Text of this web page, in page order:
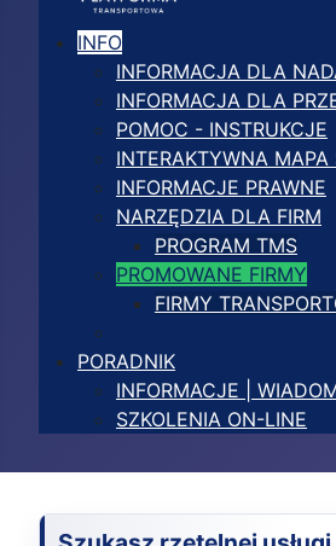
INFO
INFORMACJA DLA
INFORMACJA DLA
POMOC - INSTRUKCJE
INTERAKTYWNA MAPA
INFORMACJE PRAWNE
NARZĘDZIA DLA FIRM
PROGRAM TMS
PROMOWANE FIRMY
FIRMY
PORADNIK
INFORMACJE |
SZKOLENIA ON-LINE